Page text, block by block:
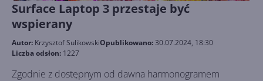
Surface Laptop 3 przestaje być
wspierany
Autor: Krzysztof SulikowskiOpublikowano:30.07.2024, 18:30
Liczba odsłon: 1227
Zgodnie z dostępnym od dawna harmonogramem